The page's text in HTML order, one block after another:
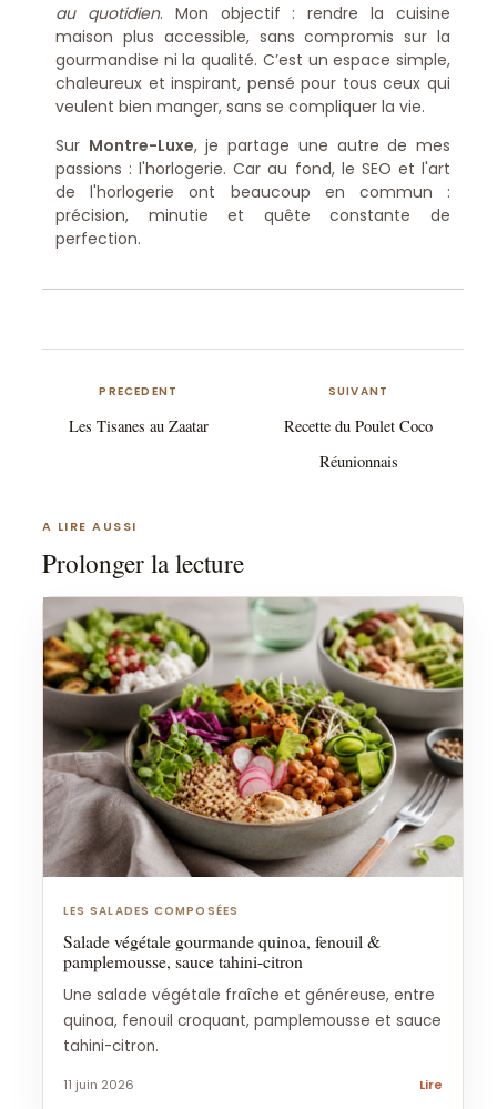
au quotidien. Mon objectif : rendre la cuisine
maison plus accessible, sans compromis sur la
gourmandise ni la qualité. C’est un espace simple,
chaleureux et inspirant, pensé pour tous ceux qui
veulent bien manger, sans se compliquer la vie.
Sur Montre-Luxe, je partage une autre de mes
passions : l'horlogerie. Car au fond, le SEO et l'art
de l'horlogerie ont beaucoup en commun :
précision, minutie et quête constante de
perfection.
PRECEDENT
Les Tisanes au Zaatar
SUIVANT
Recette du Poulet Coco
Réunionnais
A LIRE AUSSI
Prolonger la lecture
LES SALADES COMPOSÉES
Salade végétale gourmande quinoa, fenouil &
pamplemousse, sauce tahini-citron
Une salade végétale fraîche et généreuse, entre
quinoa, fenouil croquant, pamplemousse et sauce
tahini-citron.
11 juin 2026 Lire